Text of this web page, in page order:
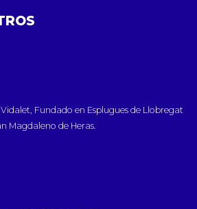
Fundado en Esplugues de Llobregat
Magdaleno de Heras.